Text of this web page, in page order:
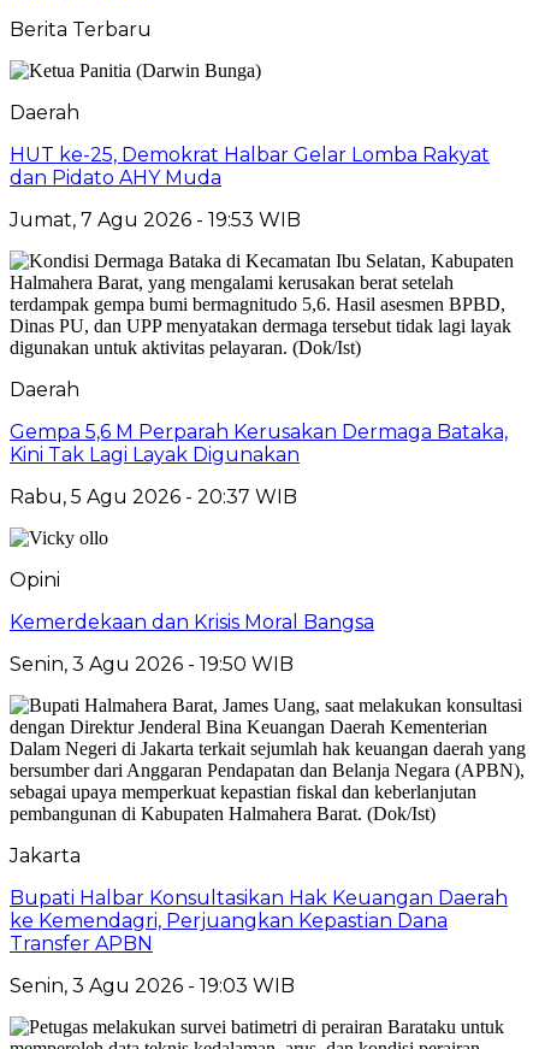
Berita Terbaru
Daerah
HUT ke-25, Demokrat Halbar Gelar Lomba Rakyat
dan Pidato AHY Muda
Jumat, 7 Agu 2026 - 19:53 WIB
Daerah
Gempa 5,6 M Perparah Kerusakan Dermaga Bataka,
Kini Tak Lagi Layak Digunakan
Rabu, 5 Agu 2026 - 20:37 WIB
Opini
Kemerdekaan dan Krisis Moral Bangsa
Senin, 3 Agu 2026 - 19:50 WIB
Jakarta
Bupati Halbar Konsultasikan Hak Keuangan Daerah
ke Kemendagri, Perjuangkan Kepastian Dana
Transfer APBN
Senin, 3 Agu 2026 - 19:03 WIB